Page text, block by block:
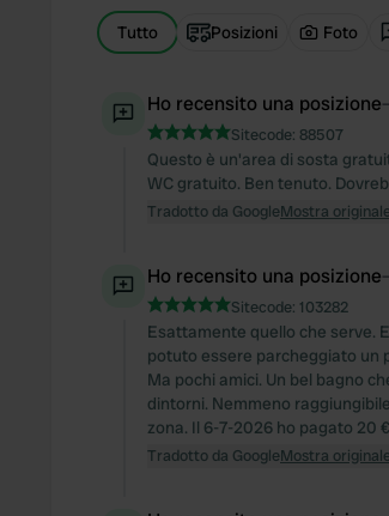
Tutto Posizioni Foto
Ho recensito una posizione
Sitecode: 88507
Questo è un'area di sosta
WC gratuito. Ben tenuto.
Tradotto da GoogleMostra
Ho recensito una posizione
Sitecode: 103282
Esattamente quello che serve.
potuto essere parcheggiato un
Ma pochi amici. Un bel bagno
dintorni. Nemmeno
zona. Il 6-7-2026 ho pagato 20
Tradotto da GoogleMostra